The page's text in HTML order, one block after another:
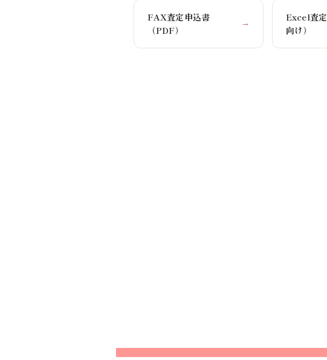
FAX査定申込書
（PDF）
→
Excel査
向け）